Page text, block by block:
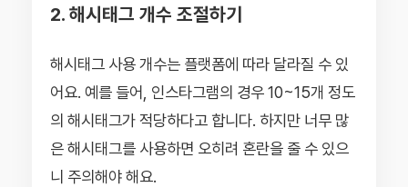
2. 해시태그 개수 조절하기
해시태그 사용 개수는 플랫폼에 따라 달라질 수 있
어요. 예를 들어, 인스타그램의 경우 10~15개 정도
의 해시태그가 적당하다고 합니다. 하지만 너무 많
은 해시태그를 사용하면 오히려 혼란을 줄 수 있으
니 주의해야 해요.